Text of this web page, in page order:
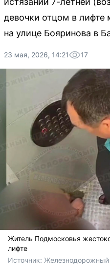
девочки отцом в лифте
на улице Бояринова в
23 мая, 2026, 14:21 17
Житель Подмосковья
лифте
Источник: Железнодорожный